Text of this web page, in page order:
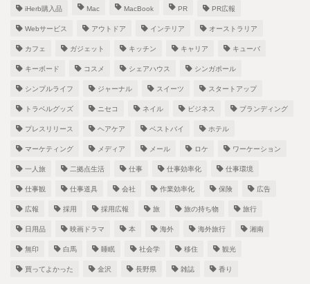
iHerb購入品 Mac MacBook PR PR広報
Webサービス アウトドア インテリア オーストラリア
カフェ ガジェット キッチン キャリア キューバ
キーボード コスメ シェアハウス シンガポール
シンプルライフ ジャーナル スイーツ スタートアップ
トラベルグッズ ニセコ ネイル ビジネス ブランディング
プレスリリース ヘアケア ベストバイ ホテル
マーケティング メディア メール ロケ ワーケーション
一人旅 二拠点生活 仕事 仕事効率化 仕事環境
仕事観 仕事道具 会社 作業効率化 保険 広告
広報 採用 採用広報 旅 旅の持ち物 旅行
日用品 映画ドラマ 本 海外 海外旅行 湘南
無印 白馬 睡眠 社会学 移住 観光
買ってよかった 金沢 長野県 雑誌 香り